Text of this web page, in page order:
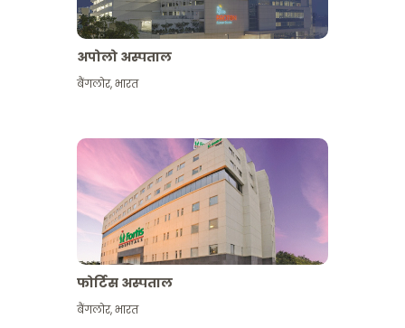
अपोलो अस्पताल
बैंगलोर,भारत
फोर्टिस अस्पताल
बैंगलोर,भारत